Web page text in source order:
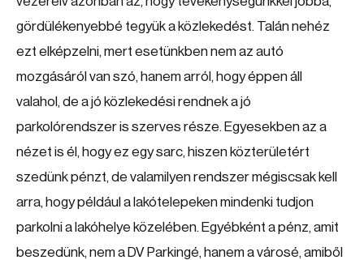
gördülékenyebbé tegyük a közlekedést. Talán nehéz
ezt elképzelni, mert esetünkben nem az autó
mozgásáról van szó, hanem arról, hogy éppen áll
valahol, de a jó közlekedési rendnek a jó
parkolórendszer is szerves része. Egyesekben az a
nézet is él, hogy ez egy sarc, hiszen közterületért
szedünk pénzt, de valamilyen rendszer mégiscsak kell
arra, hogy például a lakótelepeken mindenki tudjon
parkolni a lakóhelye közelében. Egyébként a pénz, amit
beszedünk, nem a DV Parkingé, hanem a városé, amiből